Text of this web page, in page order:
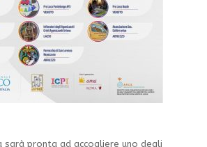
sarà pronta ad accogliere uno degli